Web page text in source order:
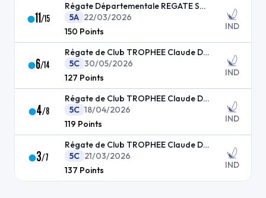
11/15
Régate Départementale REGATE SOUP DAY
5A 22/03/2026
150 Points IND
6/14
Régate de Club TROPHEE Claude DAYON N°3
5C 30/05/2026
127 Points IND
4/8
Régate de Club TROPHEE Claude DAYON N°2
5C 18/04/2026
119 Points IND
3/7
Régate de Club TROPHEE Claude DAYON N°1
5C 21/03/2026
137 Points IND